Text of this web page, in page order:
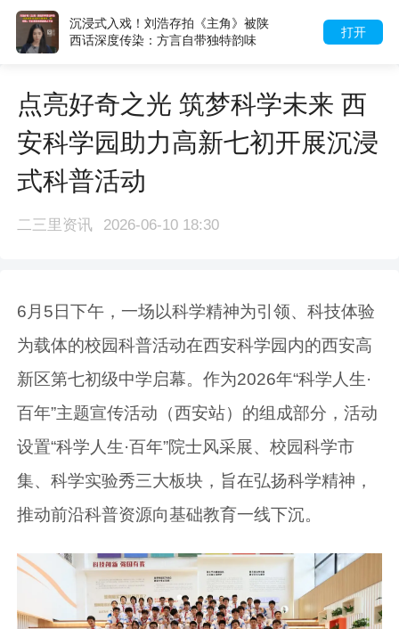
打开
沉浸式入戏！刘浩存拍《主角》被陕
西话深度传染：方言自带独特韵味
点亮好奇之光 筑梦科学未来 西
安科学园助力高新七初开展沉浸
式科普活动
二三里资讯 2026-06-10 18:30
6月5日下午，一场以科学精神为引领、科技体验
为载体的校园科普活动在西安科学园内的西安高
新区第七初级中学启幕。作为2026年“科学人生·
百年”主题宣传活动（西安站）的组成部分，活动
设置“科学人生·百年”院士风采展、校园科学市
集、科学实验秀三大板块，旨在弘扬科学精神，
推动前沿科普资源向基础教育一线下沉。